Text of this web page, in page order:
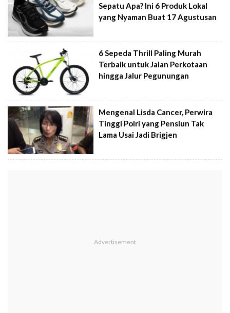
Sepatu Apa? Ini 6 Produk Lokal
yang Nyaman Buat 17 Agustusan
6 Sepeda Thrill Paling Murah
Terbaik untuk Jalan Perkotaan
hingga Jalur Pegunungan
Mengenal Lisda Cancer, Perwira
Tinggi Polri yang Pensiun Tak
Lama Usai Jadi Brigjen